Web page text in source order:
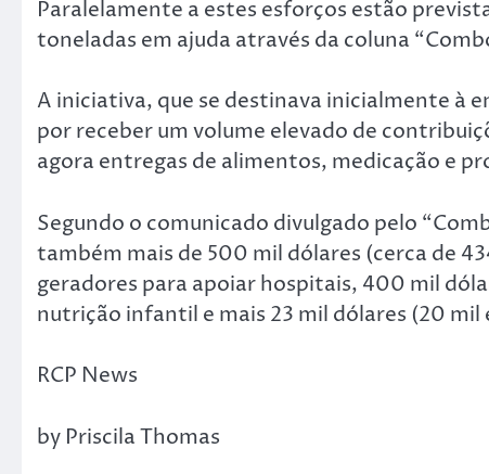
Paralelamente a estes esforços estão
toneladas em ajuda através da coluna
A iniciativa, que se destinava inicialmente à
por receber um volume elevado de
agora entregas de alimentos, medicação e
Segundo o comunicado divulgado pelo
também mais de 500 mil dólares (cerca de
geradores para apoiar hospitais, 400 mil
nutrição infantil e mais 23 mil dólares (20
RCP News
by Priscila Thomas